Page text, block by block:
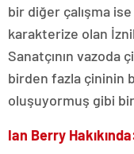
bir diğer çalışma ise
karakterize olan
Sanatçının vazoda
birden fazla çininin
oluşuyormuş gibi
Ian Berry